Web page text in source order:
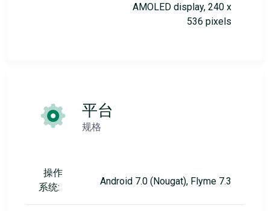
AMOLED display, 240 x
536 pixels
平台
规格
操作
系统:
Android 7.0 (Nougat), Flyme 7.3